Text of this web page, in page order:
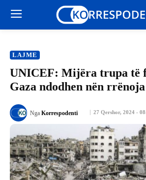
LAJME
UNICEF: Mijëra trupa të
Gaza ndodhen nën rrënoja
27 Qershor, 2024 -
Nga Korrespodenti